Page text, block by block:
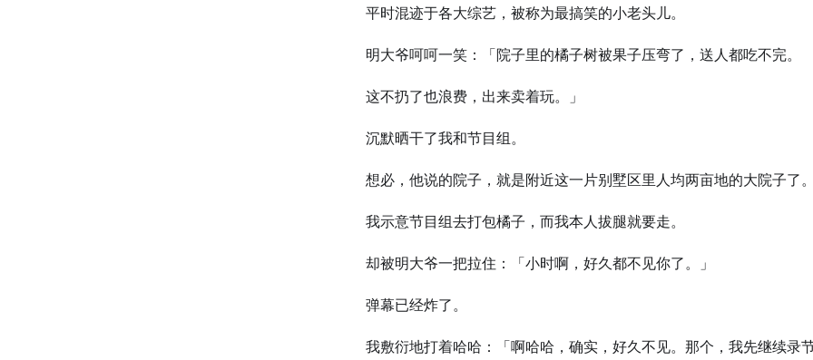
平时混迹于各大综艺，被称为最搞笑的小老头儿。
明大爷呵呵一笑：「院子里的橘子树被果子压弯了，送人都吃不完。
这不扔了也浪费，出来卖着玩。」
沉默晒干了我和节目组。
想必，他说的院子，就是附近这一片别墅区里人均两亩地的大院子了
我示意节目组去打包橘子，而我本人拔腿就要走。
却被明大爷一把拉住：「小时啊，好久都不见你了。」
弹幕已经炸了。
我敷衍地打着哈哈：「啊哈哈，确实，好久不见。那个，我先继续录